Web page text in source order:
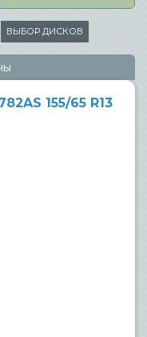
ВЫБОР ДИСКОВ
155/65 R13